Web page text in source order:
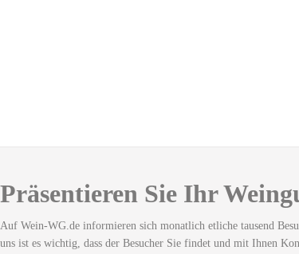
Präsentieren Sie Ihr
Auf Wein-WG.de informieren sich monatlich etliche tausend
uns ist es wichtig, dass der Besucher Sie findet und mit Ihnen